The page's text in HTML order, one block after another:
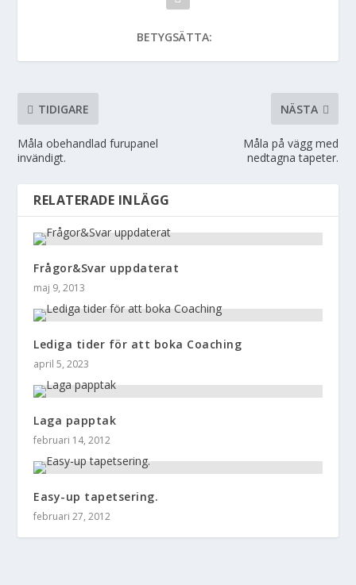
BETYGSÄTTA:
TIDIGARE
Måla obehandlad furupanel
invändigt.
NÄSTA
Måla på vägg med
nedtagna tapeter.
RELATERADE INLÄGG
Frågor&Svar uppdaterat
maj 9, 2013
Lediga tider för att boka Coaching
april 5, 2023
Laga papptak
februari 14, 2012
Easy-up tapetsering.
februari 27, 2012